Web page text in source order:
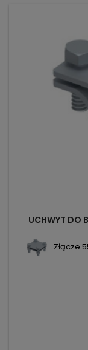
UCHWYT DO
Złącze